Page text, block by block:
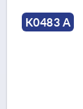
K0483 A